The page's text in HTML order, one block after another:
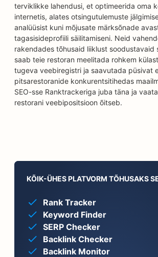
terviklikke lahendusi, et optimeerida oma
internetis, alates otsingutulemuste
analüüsist kuni mõjusate märksõnade
tagasisideprofiili säilitamiseni. Neid
rakendades tõhusaid liiklust soodustavaid
saab teie restoran meelitada rohkem
tugeva veebiregistri ja saavutada püsivat
pitsarestoranide konkurentsitihedas
SEO-sse Ranktrackeriga juba täna ja
restorani veebipositsioon õitseb.
KÕIK-ÜHES PLATVORM TÕHUSAKS
Rank Tracker
Keyword Finder
SERP Checker
Backlink Checker
Backlink Monitor